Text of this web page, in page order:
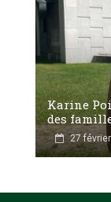
Karine
des
27